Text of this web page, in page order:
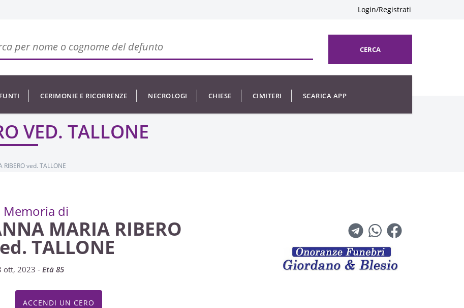
Login/Registrati
CERCA
CERIMONIE E RICORRENZE NECROLOGI CHIESE CIMITERI SCARICA APP
VED. TALLONE
RIBERO ved. TALLONE
Memoria di
MARIA RIBERO
TALLONE
ott, 2023 -Età 85
ACCENDI UN CERO